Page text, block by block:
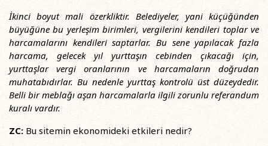
İkinci boyut mali özerkliktir. Belediyeler, yani küçüğünden
büyüğüne bu yerleşim birimleri, vergilerini kendileri toplar ve
harcamalarını kendileri saptarlar. Bu sene yapılacak fazla
harcama, gelecek yıl yurttaşın cebinden çıkacağı için,
yurttaşlar vergi oranlarının ve harcamaların doğrudan
muhatabıdırlar. Bu nedenle yurttaş kontrolü üst düzeydedir.
Belli bir meblağı aşan harcamalarla ilgili zorunlu referandum
kuralı vardır.
ZC: Bu sitemin ekonomideki etkileri nedir?